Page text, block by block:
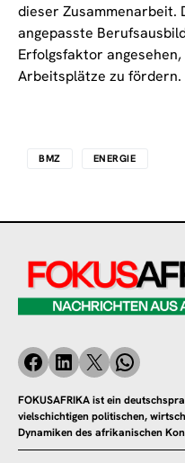
dieser Zusammenarbeit.
angepasste
Erfolgsfaktor
Arbeitsplätze zu fördern.
BMZ ENERGIE
FOKUSAFRIKA ist ein
vielschichtigen politischen,
Dynamiken des afrikanischen